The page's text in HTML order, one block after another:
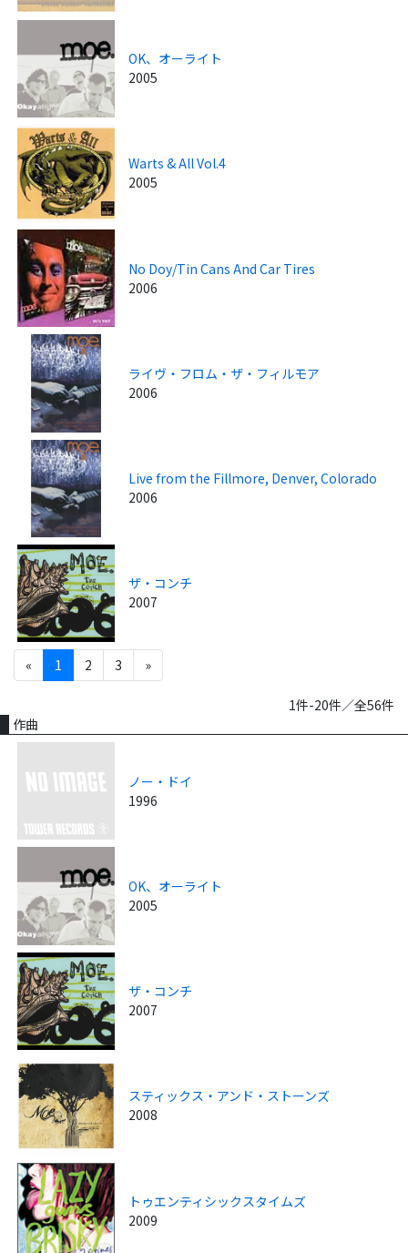
OK、オーライト
2005
Warts & All Vol.4
2005
No Doy/Tin Cans And Car Tires
2006
ライヴ・フロム・ザ・フィルモア
2006
Live from the Fillmore, Denver, Colorado
2006
ザ・コンチ
2007
« 1 2 3 »
1件-20件／全56件
作曲
ノー・ドイ
1996
OK、オーライト
2005
ザ・コンチ
2007
スティックス・アンド・ストーンズ
2008
トゥエンティシックスタイムズ
2009